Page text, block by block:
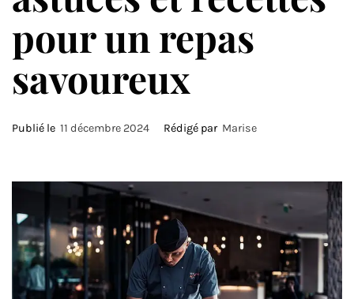
pour un repas
savoureux
Publié le 11 décembre 2024 Rédigé par Marise